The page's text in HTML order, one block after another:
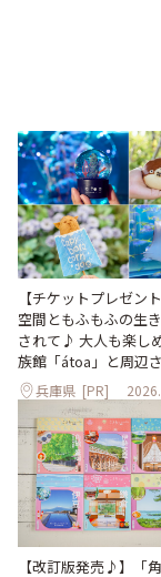
【チケットプレゼン
空間ともふもふの生
されて♪ 大人も楽し
族館「átoa」と周辺
兵庫県 [PR]
【改訂版発売♪】「